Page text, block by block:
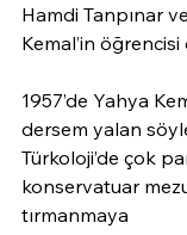
Hamdi Tanpınar
Kemal’in öğrencisi
1957’de Yahya
dersem yalan
Türkoloji’de çok
konservatuar
tırmanmaya